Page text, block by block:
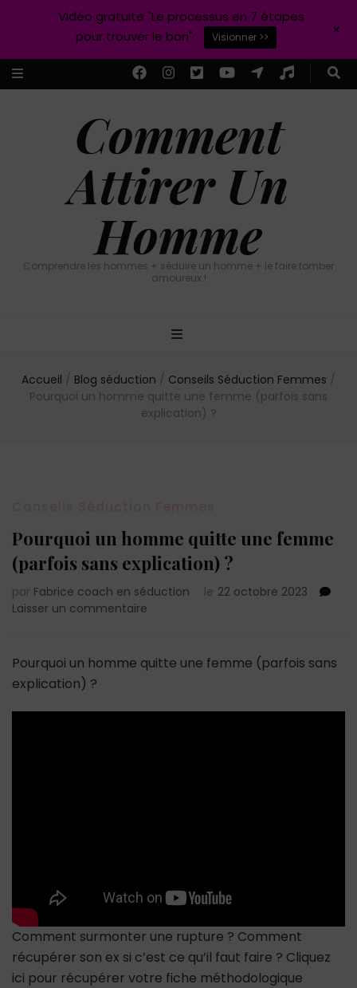
Comment
Attirer Un
Homme
Comprendre les hommes + séduire un homme + le faire tomber
amoureux !
Accueil / Blog séduction / Conseils Séduction Femmes /
Pourquoi un homme quitte une femme (parfois sans
explication) ?
Pourquoi un homme quitte une femme
(parfois sans explication) ?
par Fabrice coach en séduction le 22 octobre 2023
Laisser un commentaire
homme
quitte
femme
Pourquoi un homme quitte une femme (parfois sans
explication) ?
Comment surmonter une rupture ? Comment
récupérer son ex si c’est ce qu’il faut faire ? Cliquez
ici pour récupérer votre fiche méthodologique
Vidéo gratuite "Le processus en 7 étapes
pour trouver le bon"
Visionner >> +